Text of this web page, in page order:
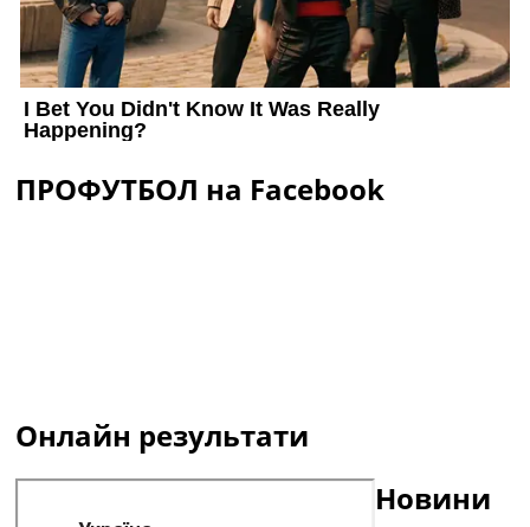
ПРОФУТБОЛ на Facebook
Онлайн результати
Новини